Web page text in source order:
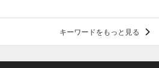
キーワードをもっと見る